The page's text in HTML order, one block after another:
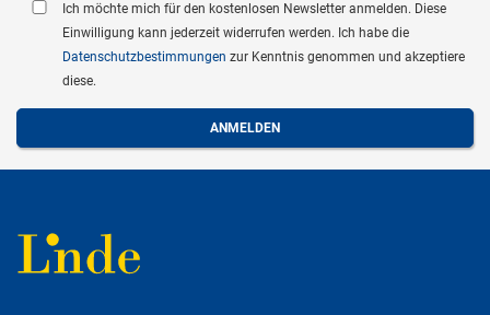
Ich möchte mich für den kostenlosen Newsletter anmelden. Diese
Einwilligung kann jederzeit widerrufen werden. Ich habe die
Datenschutzbestimmungen zur Kenntnis genommen und akzeptiere
diese.